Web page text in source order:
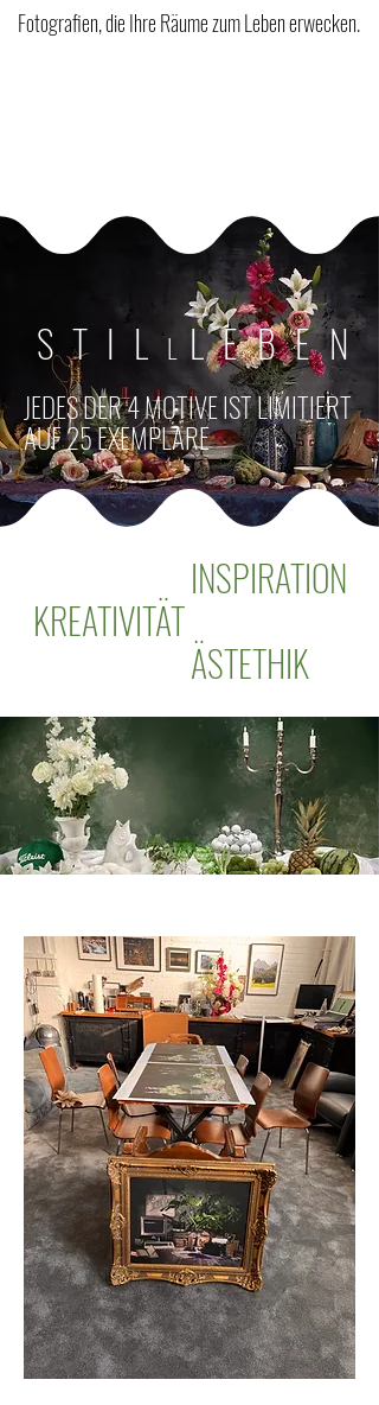
Fotografien, die Ihre Räume zum Leben erwecken.
STILL LEBEN
JEDES DER 4 MOTIVE IST LIMITIERT
AUF 25 EXEMPLARE
INSPIRATION
KREATIVITÄT
ÄSTETHIK